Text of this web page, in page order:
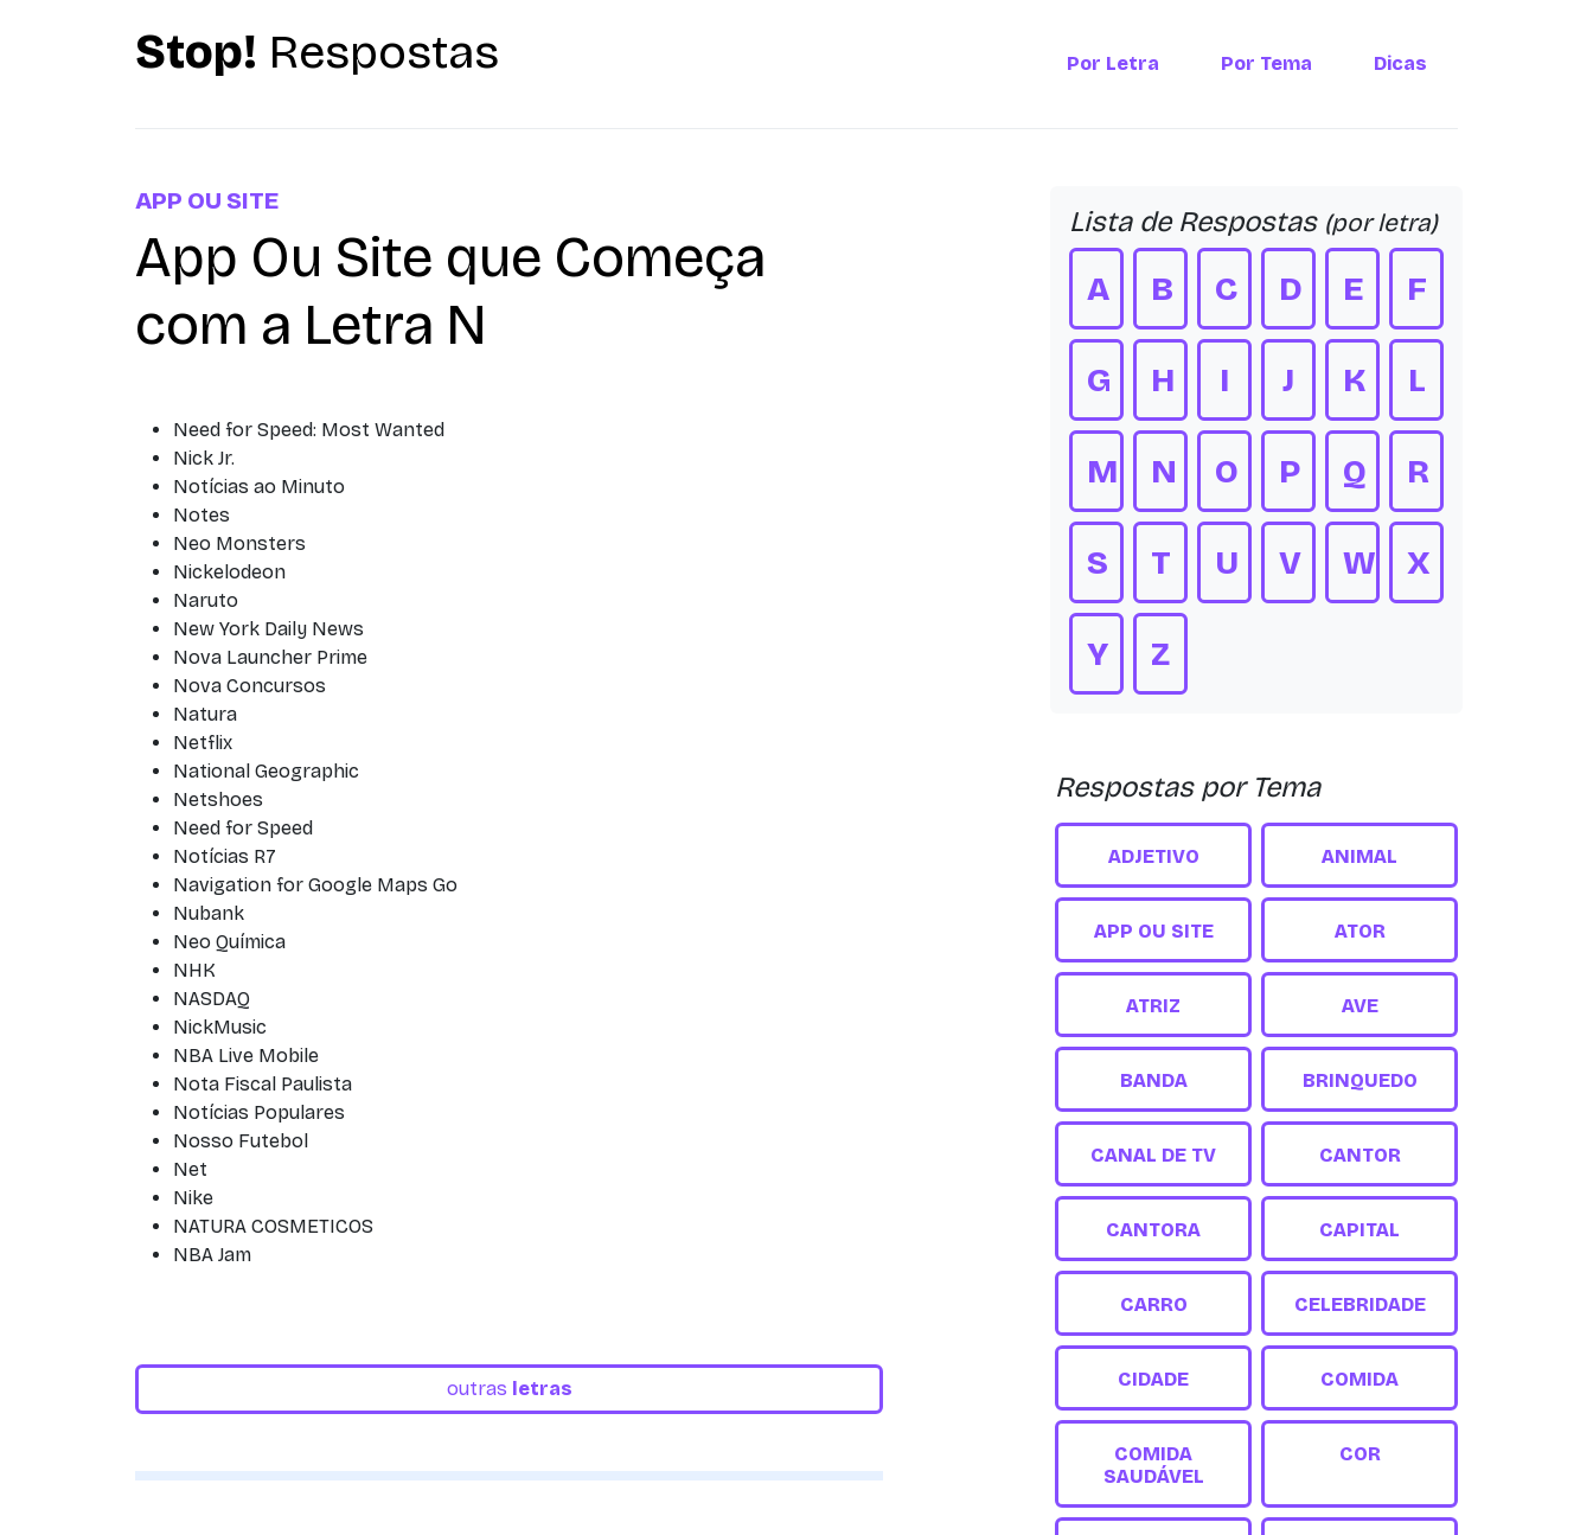
Stop! Respostas Por Letra Por Tema Dicas
APP OU SITE
App Ou Site que Começa
com a Letra N
Need for Speed: Most Wanted
Nick Jr.
Notícias ao Minuto
Notes
Neo Monsters
Nickelodeon
Naruto
New York Daily News
Nova Launcher Prime
Nova Concursos
Natura
Netflix
National Geographic
Netshoes
Need for Speed
Notícias R7
Navigation for Google Maps Go
Nubank
Neo Química
NHK
NASDAQ
NickMusic
NBA Live Mobile
Nota Fiscal Paulista
Notícias Populares
Nosso Futebol
Net
Nike
NATURA COSMETICOS
NBA Jam
outras letras
Lista de Respostas (por letra)
A B C D E F
G H I J K L
M N O P Q R
S T U V W X
Y Z
Respostas por Tema
ADJETIVO ANIMAL
APP OU SITE ATOR
ATRIZ AVE
BANDA BRINQUEDO
CANAL DE TV CANTOR
CANTORA CAPITAL
CARRO CELEBRIDADE
CIDADE COMIDA
COMIDA
SAUDÁVEL
COR